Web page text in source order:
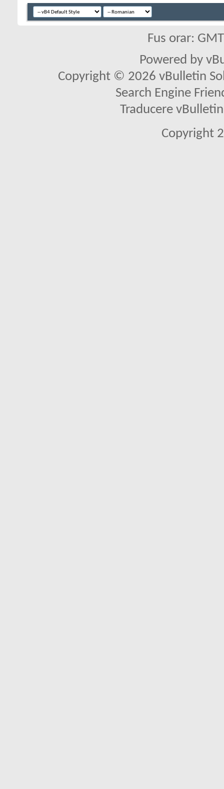
Fus orar:
Powered by
Copyright © 2026 vBulletin
Search Engine
Traducere
Copyright